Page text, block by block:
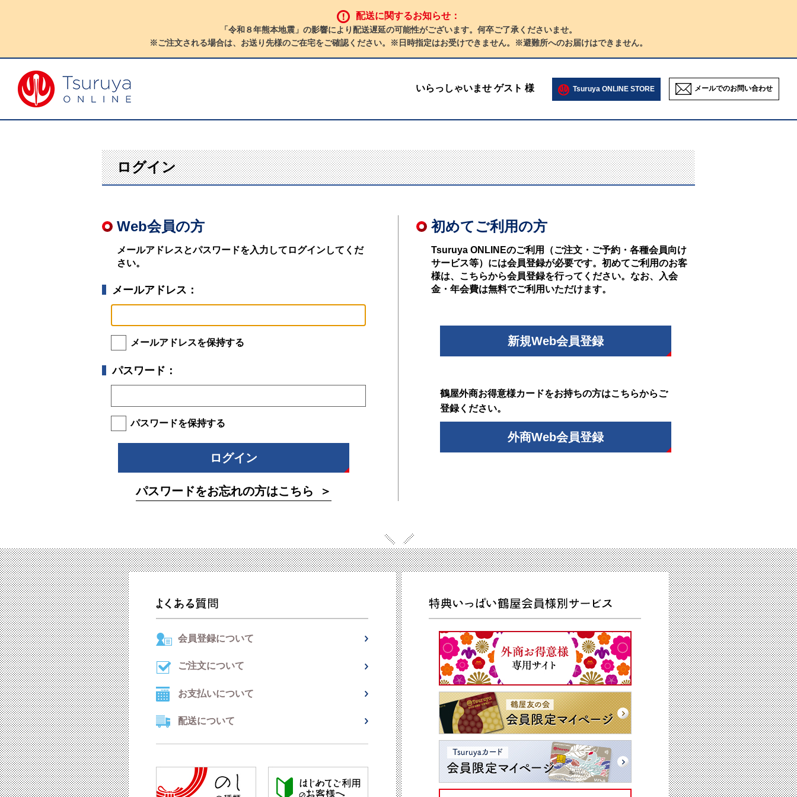
配送に関するお知らせ：
「令和８年熊本地震」の影響により配送遅延の可能性がございます。何卒ご了承くださいませ。
※ご注文される場合は、お送り先様のご在宅をご確認ください。※日時指定はお受けできません。※避難所へのお届けはできません。
いらっしゃいませ ゲスト 様 Tsuruya ONLINE STORE メールでのお問い合わせ
ログイン
Web会員の方
メールアドレスとパスワードを入力してログインしてくだ
さい。
メールアドレス：
メールアドレスを保持する
パスワード：
パスワードを保持する
パスワードをお忘れの方はこちら
初めてご利用の方
Tsuruya ONLINEのご利用（ご注文・ご予約・各種会員向け
サービス等）には会員登録が必要です。初めてご利用のお客
様は、こちらから会員登録を行ってください。なお、入会
金・年会費は無料でご利用いただけます。
新規Web会員登録
鶴屋外商お得意様カードをお持ちの方はこちらからご
登録ください。
外商Web会員登録
会員登録について
ご注文について
お支払いについて
配送について